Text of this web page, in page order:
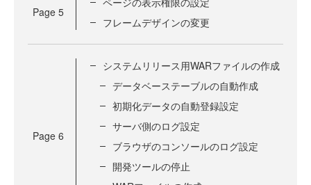
Page 5
フレームデザインの変更
Page 6
システムリリース用WARファイルの作成
データベーステーブルの自動作成
初期化データの自動登録設定
サーバ側のログ設定
ブラウザのコンソールのログ設定
開発ツールの停止